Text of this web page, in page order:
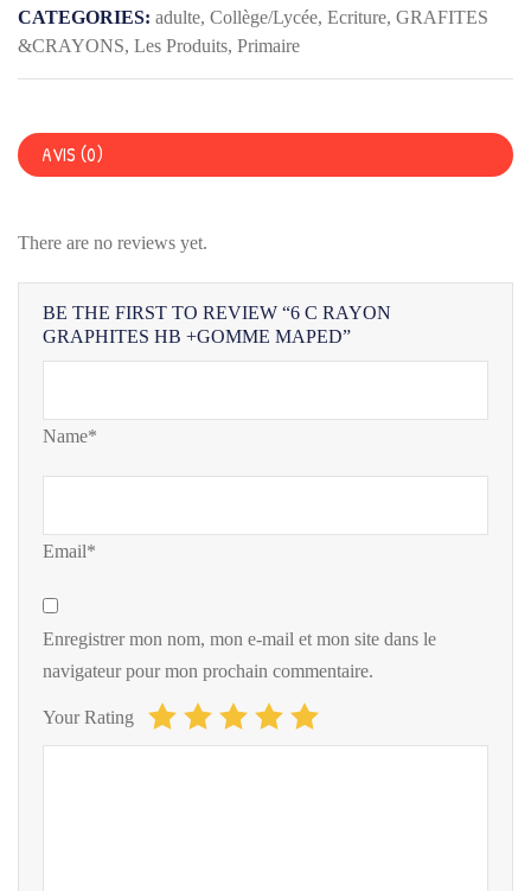
GRAPHITES
HB
+GOMME
CATEGORIES: adulte, Collège/Lycée, Ecriture, GRAFITES
&CRAYONS, Les Produits, Primaire
AVIS (0)
There are no reviews yet.
BE THE FIRST TO REVIEW “6 C RAYON
GRAPHITES HB +GOMME MAPED”
Name*
Email*
Enregistrer mon nom, mon e-mail et mon site dans le
navigateur pour mon prochain commentaire.
Your Rating